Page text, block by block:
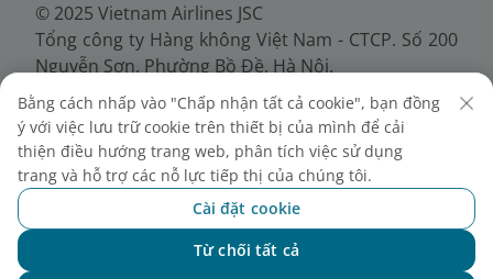
© 2025 Vietnam Airlines JSC
Tổng công ty Hàng không Việt Nam - CTCP. Số 200
Nguyễn Sơn, Phường Bồ Đề, Hà Nội.
Điện thoại: (+84-24) 38272289. Fax: (+84-24)
38722375
Giấy chứng nhận đăng ký doanh nghiệp, mã số
doanh nghiệp 0100107518, đăng ký lần đầu ngày
30/6/2010, đăng ký thay đổi lần thứ 10 ngày
24/7/2025, cấp bởi Sở Tài chính Thành phố Hà Nội.
Bằng cách nhấp vào "Chấp nhận tất cả cookie", bạn đồng
ý với việc lưu trữ cookie trên thiết bị của mình để cải
thiện điều hướng trang web, phân tích việc sử dụng
trang và hỗ trợ các nỗ lực tiếp thị của chúng tôi.
Cài đặt cookie
Từ chối tất cả